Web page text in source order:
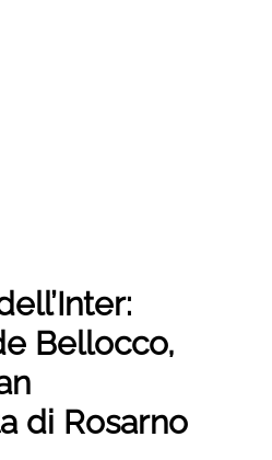
Bellocco,
di Rosarno